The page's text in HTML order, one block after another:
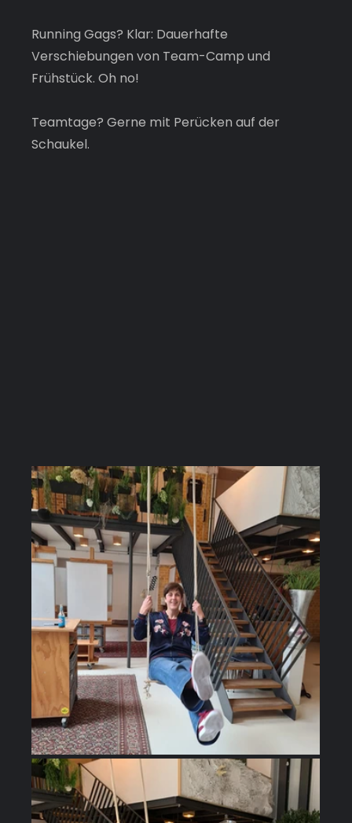
Running Gags? Klar: Dauerhafte
Verschiebungen von Team-Camp und
Frühstück. Oh no!
Teamtage? Gerne mit Perücken auf der
Schaukel.